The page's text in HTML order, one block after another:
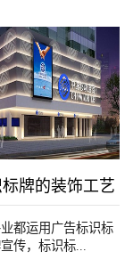
牌的装饰工艺
都运用广告标识标
传，标识标...